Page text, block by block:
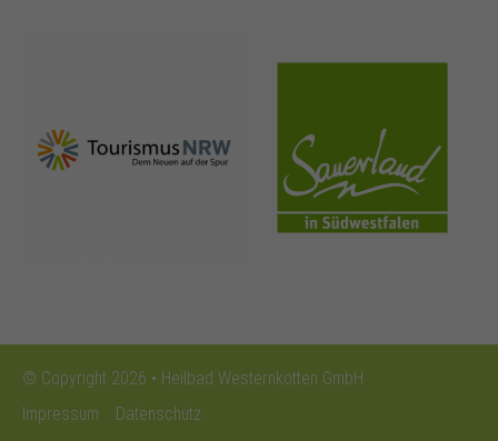
nrw-
tourismus.de
sauerland.co
m
© Copyright 2026 • Heilbad Westernkotten GmbH
Impressum
Datenschutz